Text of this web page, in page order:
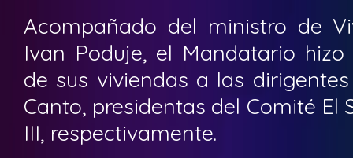
Acompañado del ministro de
Ivan Poduje, el Mandatario
de sus viviendas a las
Canto, presidentas del Comité El
III, respectivamente.